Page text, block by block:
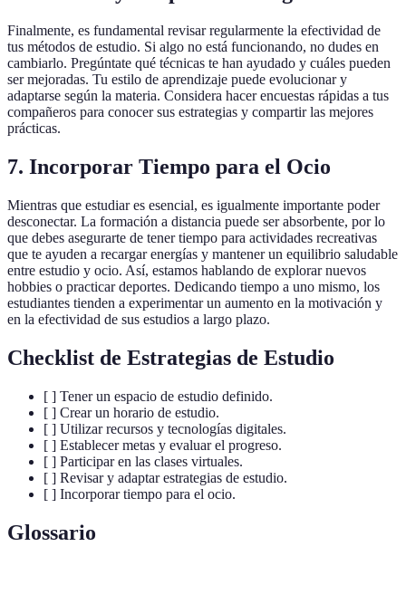
Finalmente, es fundamental revisar regularmente la efectividad de
tus métodos de estudio. Si algo no está funcionando, no dudes en
cambiarlo. Pregúntate qué técnicas te han ayudado y cuáles pueden
ser mejoradas. Tu estilo de aprendizaje puede evolucionar y
adaptarse según la materia. Considera hacer encuestas rápidas a tus
compañeros para conocer sus estrategias y compartir las mejores
prácticas.
7. Incorporar Tiempo para el Ocio
Mientras que estudiar es esencial, es igualmente importante poder
desconectar. La formación a distancia puede ser absorbente, por lo
que debes asegurarte de tener tiempo para actividades recreativas
que te ayuden a recargar energías y mantener un equilibrio saludable
entre estudio y ocio. Así, estamos hablando de explorar nuevos
hobbies o practicar deportes. Dedicando tiempo a uno mismo, los
estudiantes tienden a experimentar un aumento en la motivación y
en la efectividad de sus estudios a largo plazo.
Checklist de Estrategias de Estudio
[ ] Tener un espacio de estudio definido.
[ ] Crear un horario de estudio.
[ ] Utilizar recursos y tecnologías digitales.
[ ] Establecer metas y evaluar el progreso.
[ ] Participar en las clases virtuales.
[ ] Revisar y adaptar estrategias de estudio.
[ ] Incorporar tiempo para el ocio.
Glossario